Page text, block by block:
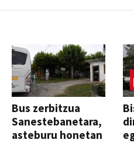
Bus zerbitzua
Sanestebanetara,
asteburu honetan